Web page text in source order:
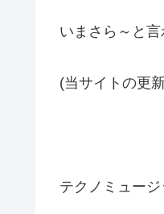
いまさら～と
(当サイトの更
テクノミュー